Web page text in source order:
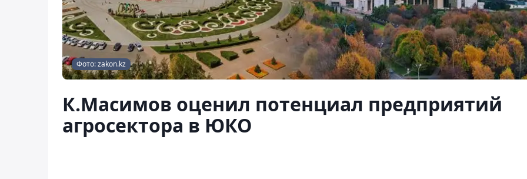
Фото: zakon.kz
К.Масимов оценил потенциал предприятий
агросектора в ЮКО